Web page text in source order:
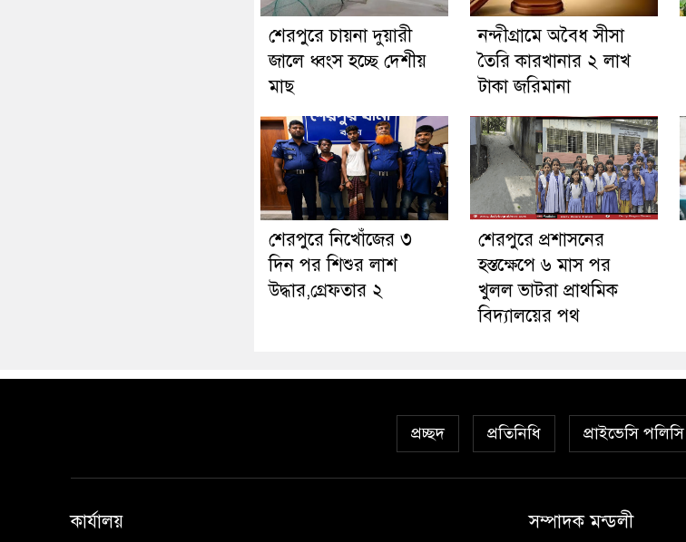
শেরপুরে চায়না দুয়ারী
জালে ধ্বংস হচ্ছে দেশীয়
মাছ
নন্দীগ্রামে অবৈধ সীসা
তৈরি কারখানার ২ লাখ
টাকা জরিমানা
শেরপুরে নিখোঁজের ৩
দিন পর শিশুর লাশ
উদ্ধার,গ্রেফতার ২
শেরপুরে প্রশাসনের
হস্তক্ষেপে ৬ মাস পর
খুলল ভাটরা প্রাথমিক
বিদ্যালয়ের পথ
প্রচ্ছদ প্রতিনিধি প্রাইভেসি পলিসি
কার্যালয় সম্পাদক মন্ডলী